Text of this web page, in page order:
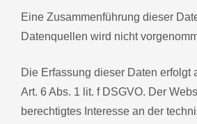
Eine Zusammenführung dieser
Datenquellen wird nicht
Die Erfassung dieser Daten erfolgt
Art. 6 Abs. 1 lit. f DSGVO. Der
berechtigtes Interesse an der